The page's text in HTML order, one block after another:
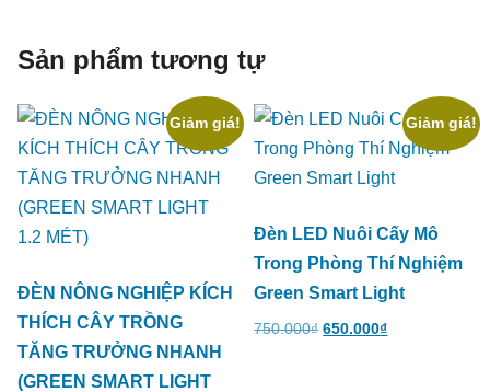
Sản phẩm tương tự
Giảm giá!
ĐÈN NÔNG NGHIỆP KÍCH
THÍCH CÂY TRỒNG
TĂNG TRƯỞNG NHANH
(GREEN SMART LIGHT
Giảm giá!
Đèn LED Nuôi Cấy Mô
Trong Phòng Thí Nghiệm
Green Smart Light
750.000₫ 650.000₫